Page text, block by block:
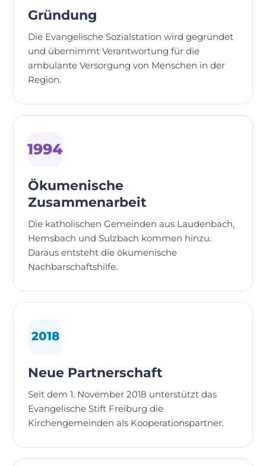
Gründung
Die Evangelische Sozialstation wird gegründet
und übernimmt Verantwortung für die
ambulante Versorgung von Menschen in der
Region.
1994
Ökumenische
Zusammenarbeit
Die katholischen Gemeinden aus Laudenbach,
Hemsbach und Sulzbach kommen hinzu.
Daraus entsteht die ökumenische
Nachbarschaftshilfe.
2018
Neue Partnerschaft
Seit dem 1. November 2018 unterstützt das
Evangelische Stift Freiburg die
Kirchengemeinden als Kooperationspartner.